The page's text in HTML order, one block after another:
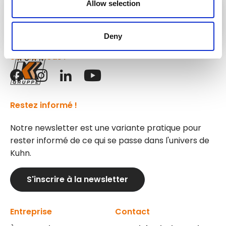
Allow selection
Deny
Kuhn
Restez informé !
Notre newsletter est une variante pratique pour
rester informé de ce qui se passe dans l'univers de
Kuhn.
S'inscrire à la newsletter
Entreprise Contact
Suivez-nous !